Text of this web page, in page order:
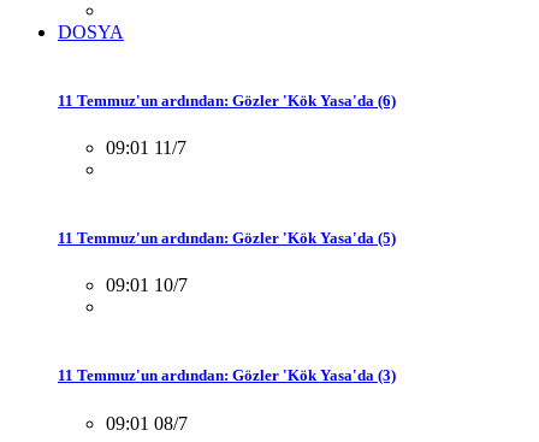
DOSYA
11 Temmuz'un ardından: Gözler 'Kök Yasa'da (6)
09:01 11/7
11 Temmuz'un ardından: Gözler 'Kök Yasa'da (5)
09:01 10/7
11 Temmuz'un ardından: Gözler 'Kök Yasa'da (3)
09:01 08/7